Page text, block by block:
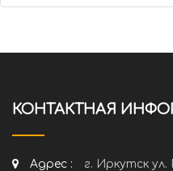
КОНТАКТНАЯ
Адрес :
г. Иркутск